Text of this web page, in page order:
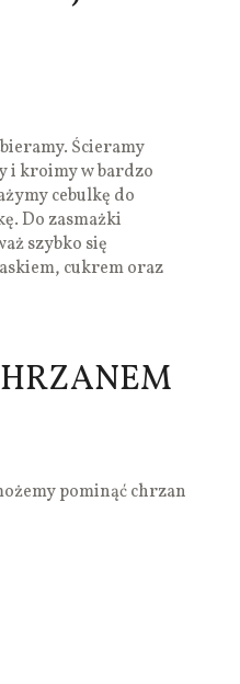
Ścieramy
i kroimy w bardzo
cebulkę do
Do zasmażki
szybko się
cukrem oraz
pominąć chrzan